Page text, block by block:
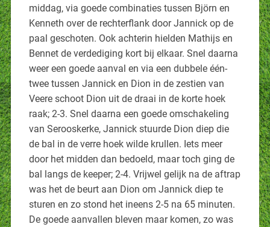
middag, via goede combinaties tussen Björn en
Kenneth over de rechterflank door Jannick op de
paal geschoten. Ook achterin hielden Mathijs en
Bennet de verdediging kort bij elkaar. Snel daarna
weer een goede aanval en via een dubbele één-
twee tussen Jannick en Dion in de zestien van
Veere schoot Dion uit de draai in de korte hoek
raak; 2-3. Snel daarna een goede omschakeling
van Serooskerke, Jannick stuurde Dion diep die
de bal in de verre hoek wilde krullen. Iets meer
door het midden dan bedoeld, maar toch ging de
bal langs de keeper; 2-4. Vrijwel gelijk na de aftrap
was het de beurt aan Dion om Jannick diep te
sturen en zo stond het ineens 2-5 na 65 minuten.
De goede aanvallen bleven maar komen, zo was